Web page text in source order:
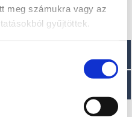
meg számukra vagy az
gyűjtöttek.